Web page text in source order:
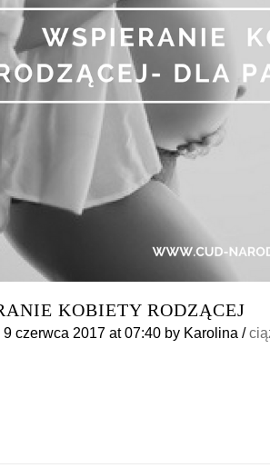
KOBIETY RODZĄCEJ
9 czerwca 2017 at 07:40 by Karolina /